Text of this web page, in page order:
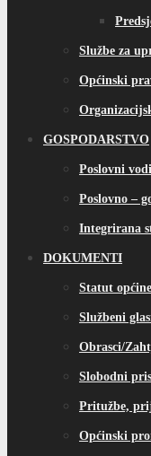
Službe za
Općinski
GOSPODARSTVO
Poslovni
Poslovno –
Integrirana
DOKUMENTI
Statut općine
Službeni
Obrasci/
Slobodni
Pritužbe,
Općinski